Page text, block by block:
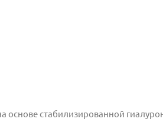
стабилизированной